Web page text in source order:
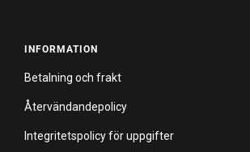
INFORMATION
Betalning och frakt
Återvändandepolicy
Integritetspolicy för uppgifter